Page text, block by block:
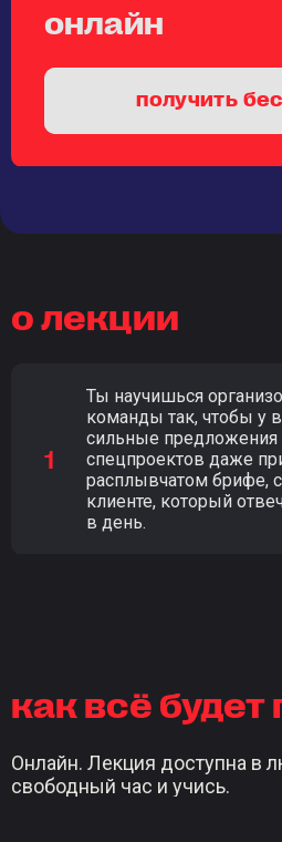
онлайн
получить
о лекции
Ты научишься
команды так, чтобы у
сильные
спецпроектов даже
расплывчатом брифе,
клиенте, который
в день.
как всё будет
Онлайн. Лекция доступна в
свободный час и учись.